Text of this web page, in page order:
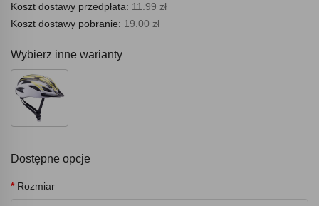
Koszt dostawy przedpłata: 11.99 zł
Koszt dostawy pobranie: 19.00 zł
Wybierz inne warianty
Dostępne opcje
Rozmiar